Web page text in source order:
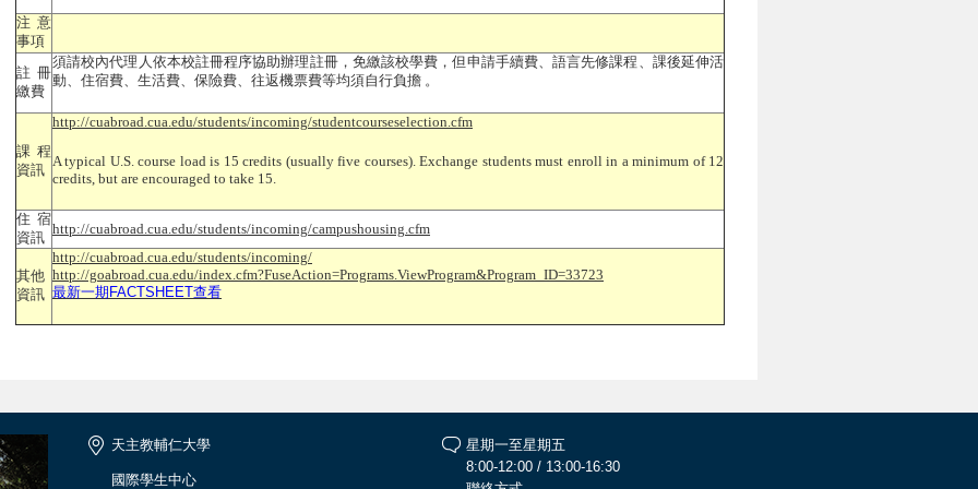
注意
事項
註冊
繳費
須請校內代理人依本校註冊程序協助辦理註冊，免繳該校學費，但申請手續費、語言先修課程、課後延伸活
動、住宿費、生活費、保險費、往返機票費等均須自行負擔 。
課程
資訊
http://cuabroad.cua.edu/students/incoming/studentcourseselection.cfm
A typical U.S. course load is 15 credits (usually five courses). Exchange students must enroll in a minimum of 12
credits, but are encouraged to take 15.
住宿
資訊
http://cuabroad.cua.edu/students/incoming/campushousing.cfm
其他
資訊
http://cuabroad.cua.edu/students/incoming/
http://goabroad.cua.edu/index.cfm?FuseAction=Programs.ViewProgram&Program_ID=33723
最新一期FACTSHEET查看
天主教輔仁大學
國際學生中心
星期一至星期五
8:00-12:00 / 13:00-16:30